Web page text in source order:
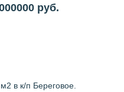
руб.
в к/п Береговое.